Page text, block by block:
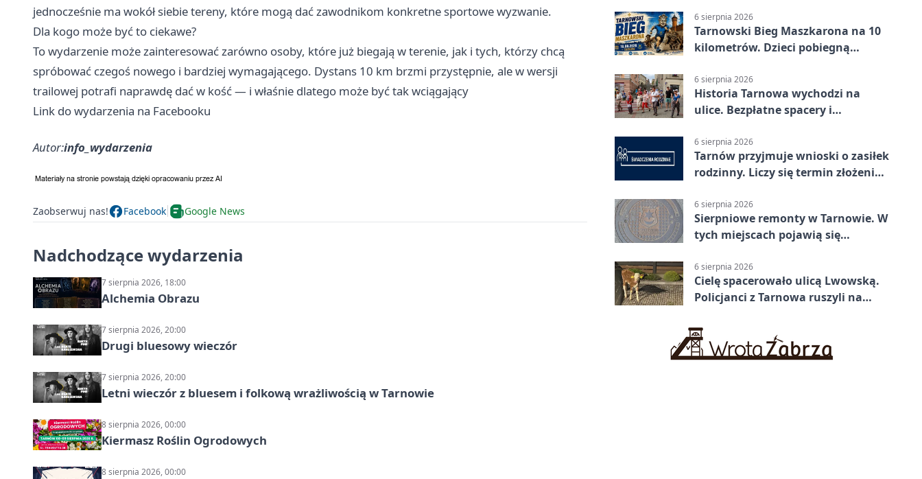
jednocześnie ma wokół siebie tereny, które mogą dać zawodnikom konkretne sportowe wyzwanie. ‍
Dla kogo może być to ciekawe?
To wydarzenie może zainteresować zarówno osoby, które już biegają w terenie, jak i tych, którzy chcą
spróbować czegoś nowego i bardziej wymagającego. Dystans 10 km brzmi przystępnie, ale w wersji
trailowej potrafi naprawdę dać w kość — i właśnie dlatego może być tak wciągający
Link do wydarzenia na Facebooku
Autor:info_wydarzenia
Zaobserwuj nas! Facebook Google News
Nadchodzące wydarzenia
7 sierpnia 2026, 18:00
Alchemia Obrazu
7 sierpnia 2026, 20:00
Drugi bluesowy wieczór
7 sierpnia 2026, 20:00
Letni wieczór z bluesem i folkową wrażliwością w Tarnowie
8 sierpnia 2026, 00:00
Kiermasz Roślin Ogrodowych
8 sierpnia 2026, 00:00
6 sierpnia 2026
Tarnowski Bieg Maszkarona na 10
kilometrów. Dzieci pobiegną
6 sierpnia 2026
Historia Tarnowa wychodzi na
ulice. Bezpłatne spacery i
6 sierpnia 2026
Tarnów przyjmuje wnioski o zasiłek
rodzinny. Liczy się termin złożenia
6 sierpnia 2026
Sierpniowe remonty w Tarnowie. W
tych miejscach pojawią się
6 sierpnia 2026
Cielę spacerowało ulicą Lwowską.
Policjanci z Tarnowa ruszyli na